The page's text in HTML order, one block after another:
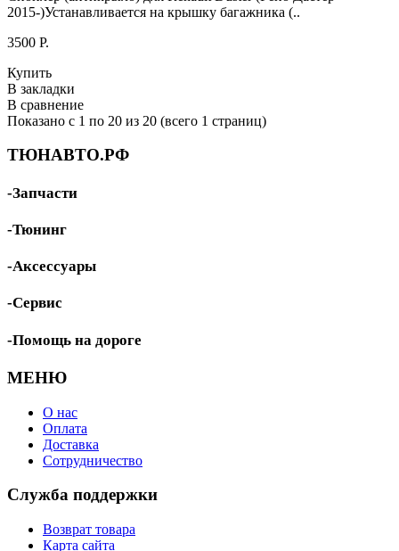
2015-)Устанавливается на крышку багажника (..
3500 P.
Купить
В закладки
В сравнение
Показано с 1 по 20 из 20 (всего 1 страниц)
ТЮНАВТО.РФ
-Запчасти
-Тюнинг
-Аксессуары
-Сервис
-Помощь на дороге
МЕНЮ
О нас
Оплата
Доставка
Сотрудничество
Служба поддержки
Возврат товара
Карта сайта